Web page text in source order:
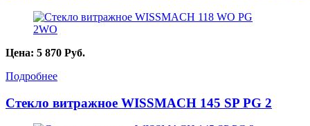
Цена: 5 870 Руб.
Подробнее
Стекло витражное WISSMACH 145 SP PG 2